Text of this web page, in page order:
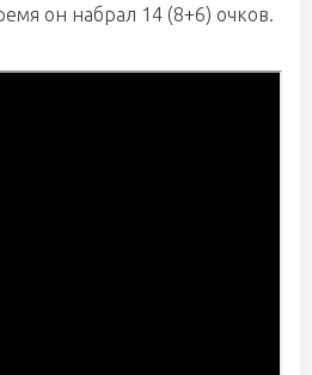
он набрал 14 (8+6) очков.